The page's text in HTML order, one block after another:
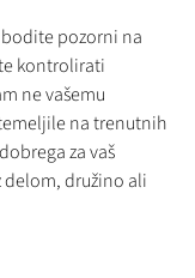
bodite pozorni na
kontrolirati
ne vašemu
na trenutnih
za vaš
delom, družino ali